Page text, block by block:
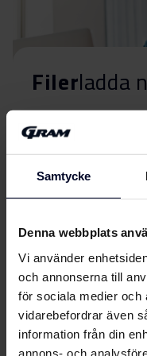
Samtycke
Denna webbplats
Vi använder
och annonserna till
för sociala medier och
vidarebefordrar även
information från din
annons- och
Filerladda
och
och